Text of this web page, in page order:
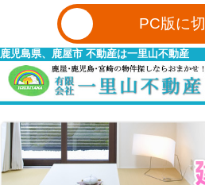
PC版に
鹿児島県、鹿屋市 不動産は一里山不動産